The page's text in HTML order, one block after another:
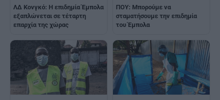
ΛΔ Κονγκό: Η επιδημία Έμπολα
εξαπλώνεται σε τέταρτη
επαρχία της χώρας
ΠΟΥ: Μπορούμε να
σταματήσουμε την επιδημία
του Έμπολα